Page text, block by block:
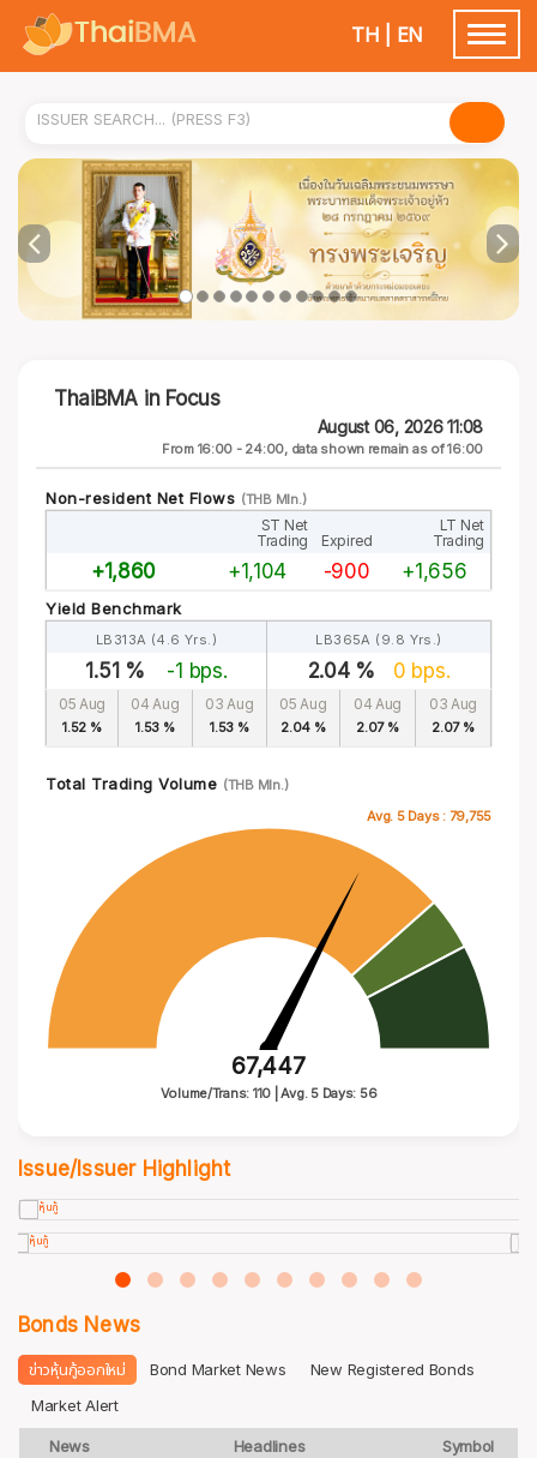
Toggle
TH EN
ThaiBMA in Focus
August 06, 2026 11:08
From 16:00 - 24:00, data shown remain as of 16:00
Non-resident Net Flows (THB Mln.)
ST Net
Trading
Expired
LT Net
Trading
+1,860 +1,104 -900 +1,656
Yield Benchmark
LB313A (4.6 Yrs.) LB365A (9.8 Yrs.)
1.51 % -1 bps. 2.04 % 0 bps.
05 Aug
1.52 %
04 Aug
1.53 %
03 Aug
1.53 %
05 Aug
2.04 %
04 Aug
2.07 %
03 Aug
2.07 %
Total Trading Volume (THB Mln.)
Avg. 5 Days : 79,755
67,447
Volume/Trans: 110 | Avg. 5 Days: 56
Issue/Issuer Highlight
Bonds News
ข่าวหุ้นกู้ออกใหม่ Bond Market News
New Registered Bonds
Market Alert
News
Headlines Symbol